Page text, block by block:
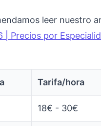
leer nuestro
| Precios por
Tarifa/hora
18€ - 30€